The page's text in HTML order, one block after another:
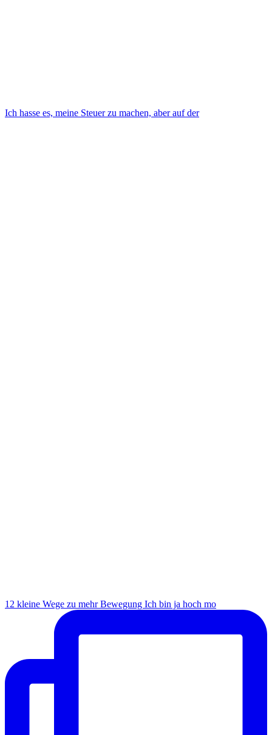
Ich hasse es, meine Steuer zu machen, aber auf der
12 kleine Wege zu mehr Bewegung Ich bin ja hoch mo